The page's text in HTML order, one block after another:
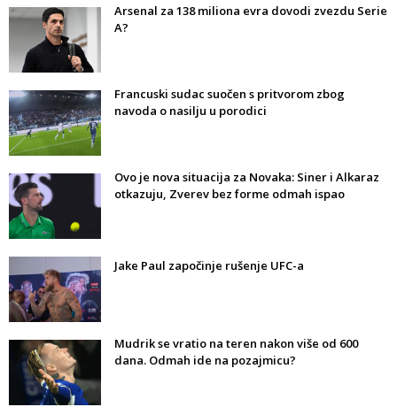
Arsenal za 138 miliona evra dovodi zvezdu Serie
A?
Francuski sudac suočen s pritvorom zbog
navoda o nasilju u porodici
Ovo je nova situacija za Novaka: Siner i Alkaraz
otkazuju, Zverev bez forme odmah ispao
Jake Paul započinje rušenje UFC-a
Mudrik se vratio na teren nakon više od 600
dana. Odmah ide na pozajmicu?